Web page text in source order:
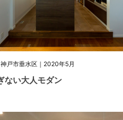
戸市垂水区｜2020年5月
ない大人モダン